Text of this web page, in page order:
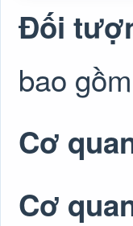
Đối
bao
Cơ
Cơ